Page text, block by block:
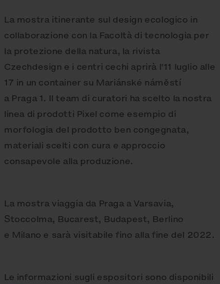
La mostra itinerante sul design ecologico in
collaborazione con la Facoltà di tecnologia per
la protezione della natura, la rivista
Czechdesign e i centri cechi aprirà l'11 luglio alle
17 in un container su Mariánské náměstí
a Praga 1. Il team di curatori ha scelto la nostra
linea di prodotti Pixel come esempio di
morfologia del prodotto ben congegnata,
materiali scelti con cura e approccio
consapevole alla produzione.
La mostra viaggia da Praga a Varsavia,
Stoccolma, Bucarest, Budapest, Berlino
e Milano e sarà visitabile fino alla fine del 2022.
Le informazioni sugli espositori sono disponibili